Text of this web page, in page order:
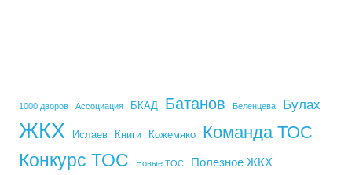
1000 дворов Ассоциация БКАД Батанов Беленцева Булах
ЖКХ Ислаев Книги Кожемяко Команда ТОС
Конкурс ТОС Новые ТОС Полезное ЖКХ